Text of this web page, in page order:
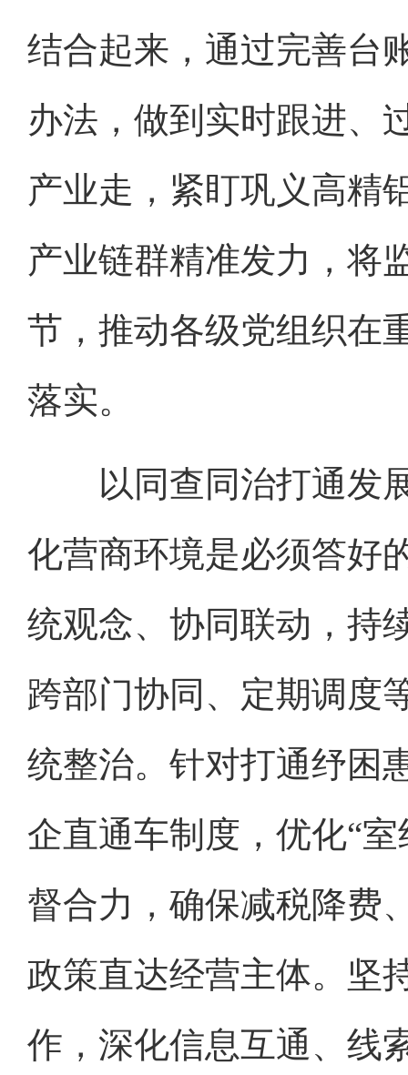
结合起来，通过完善台
办法，做到实时跟进、
产业走，紧盯巩义高精
产业链群精准发力，将
节，推动各级党组织在
落实。
以同查同治打通发展
化营商环境是必须答好
统观念、协同联动，持
跨部门协同、定期调度
统整治。针对打通纾困
企直通车制度，优化“
督合力，确保减税降费
政策直达经营主体。坚
作，深化信息互通、线